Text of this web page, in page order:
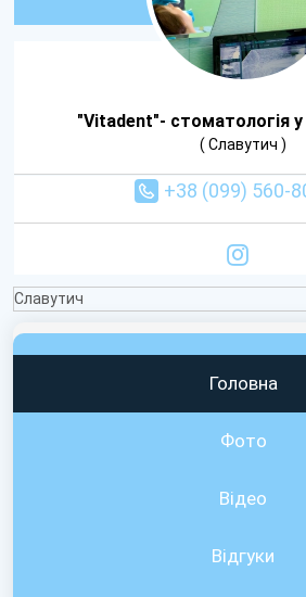
"Vitadent"- стоматологія
( Славутич )
+38 (099) 560-
Славутич
Головна
Фото
Відео
Вiдгуки